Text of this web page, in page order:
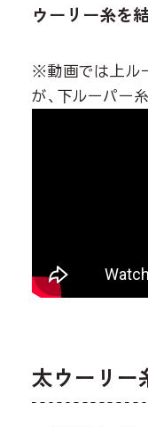
ウーリー糸を
※動画では上ル
が、下ルーパー
太ウーリー